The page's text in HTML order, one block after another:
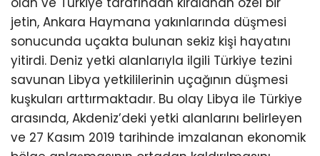
jetin, Ankara Haymana yakınlarında düşmesi
sonucunda uçakta bulunan sekiz kişi hayatını
yitirdi. Deniz yetki alanlarıyla ilgili Türkiye tezini
savunan Libya yetkililerinin uçağının düşmesi
kuşkuları arttırmaktadır. Bu olay Libya ile Türkiye
arasında, Akdeniz’deki yetki alanlarını belirleyen
ve 27 Kasım 2019 tarihinde imzalanan ekonomik